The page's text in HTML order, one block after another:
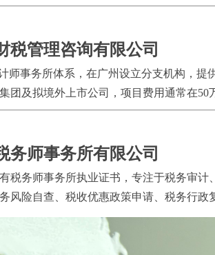
税管理咨询有限公司
师事务所体系，在广州设立分支机构，提
团及拟境外上市公司，项目费用通常在
务师事务所有限公司
税务师事务所执业证书，专注于税务审
风险自查、税收优惠政策申请、税务行政